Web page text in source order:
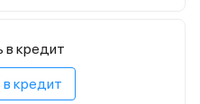
в кредит
кредит